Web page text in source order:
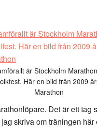
är Stockholm
Här en bild från 2009
Marathon
Det är ett tag
skriva om träningen